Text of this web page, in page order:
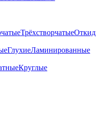
Трёхстворчатые
ГлухиеЛаминированные
Круглые